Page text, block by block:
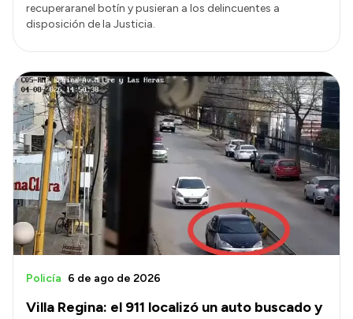
recuperaranel botín y pusieran a los delincuentes a
disposición de la Justicia.
Villa Regina: el 911 localizó un auto buscado y
Policía 6 de ago de 2026